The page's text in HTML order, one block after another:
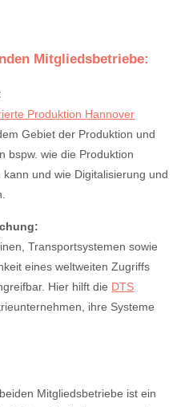
Mitgliedsbetriebe:
Produktion Hannover
Gebiet der Produktion und
bspw. wie die Produktion
und wie Digitalisierung und
Transportsystemen sowie
eines weltweiten Zugriffs
Hier hilft die DTS
ihre Systeme
Mitgliedsbetriebe ist ein